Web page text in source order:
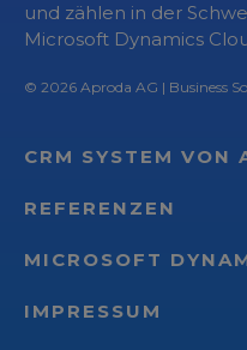
und zählen in der
Microsoft Dynamics
© 2026 Aproda AG | Business
CRM SYSTEM VON
REFERENZEN
MICROSOFT
IMPRESSUM